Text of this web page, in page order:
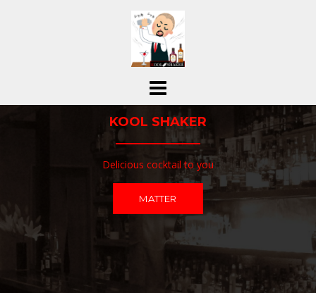
ス
KOOL SHAKER
Delicious cocktail to you
MATTER